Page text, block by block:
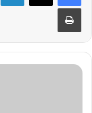
چاپ
قیمت